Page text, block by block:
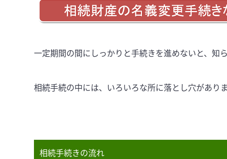
一定期間の間にしっかりと手続きを進めないと、知
相続手続の中には、いろいろな所に落とし穴があり
相続手続きの流れ